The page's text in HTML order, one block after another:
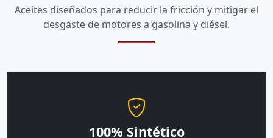
Aceites diseñados para reducir la fricción y mitigar el
desgaste de motores a gasolina y diésel.
100% Sintético